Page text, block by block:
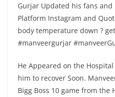
Gurjar Updated his fans and
Platform Instagram and
body temperature down ?
#manveergurjar
He Appeared on the
him to recover Soon.
Bigg Boss 10 game from the